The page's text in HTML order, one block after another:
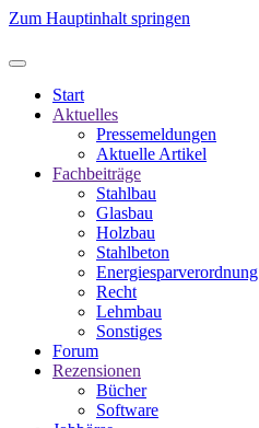
Zum Hauptinhalt springen
Start
Aktuelles
Pressemeldungen
Aktuelle Artikel
Fachbeiträge
Stahlbau
Glasbau
Holzbau
Stahlbeton
Energiesparverordnung
Recht
Lehmbau
Sonstiges
Forum
Rezensionen
Bücher
Software